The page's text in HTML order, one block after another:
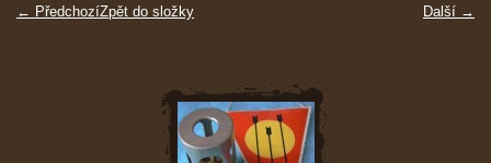
← Předchozí Další →
Zpět do složky